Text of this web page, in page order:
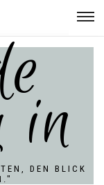
in
DEN BLICK N